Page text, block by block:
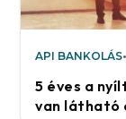
API BANKOLÁS
5 éves a
van látható